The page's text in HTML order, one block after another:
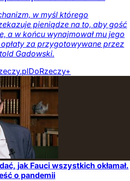
w myśl którego
pieniądze na to, aby gość
a w końcu wynajmował mu jego
opłaty za przygotowywane przez
Gadowski.
DoRzeczy+
jak Fauci wszystkich okłamał.
o pandemii